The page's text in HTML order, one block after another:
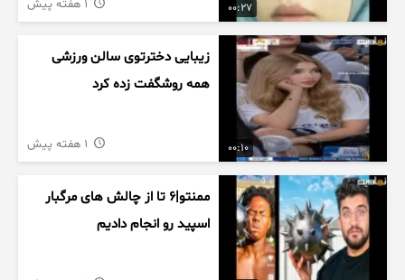
00:27
00:10
زیبایی دخترتوی سالن ورزشی
همه روشگفت زده کرد
ممنتو|۶ تا از چالش های مرگبار
اسپید رو انجام دادیم